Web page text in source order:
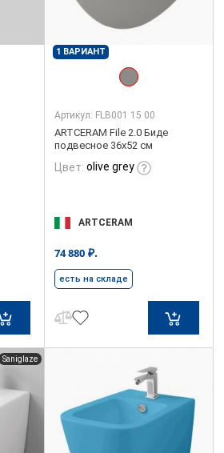
1 ВАРИАНТ
Артикул: FLB001 15 00
ARTCERAM File 2.0 Биде
подвесное 36х52 см
Цвет: olive grey
ARTCERAM
74 880 ₽.
есть на складе
Saniglaze